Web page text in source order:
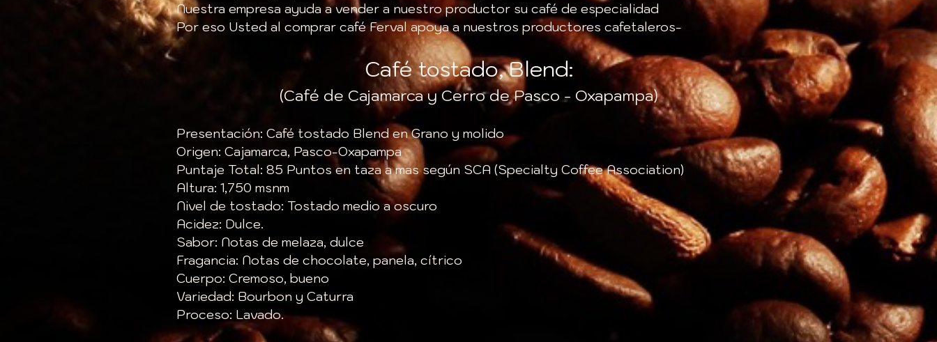
Nuestra empresa ayuda a vender a nuestro productor su café de especialidad
Por eso Usted al comprar café Ferval apoya a nuestros productores cafetaleros-
Café tostado, Blend:
(Café de Cajamarca y Cerro de Pasco - Oxapampa)
Presentación: Café tostado Blend en Grano y molido
Origen: Cajamarca, Pasco-Oxapampa
Puntaje Total: 85 Puntos en taza a mas según SCA (Specialty Coffee Association)
Altura: 1,750 msnm
Nivel de tostado: Tostado medio a oscuro
Acidez: Dulce.
Sabor: Notas de melaza, dulce
Fragancia: Notas de chocolate, panela, cítrico
Cuerpo: Cremoso, bueno
Variedad: Bourbon y Caturra
Proceso: Lavado.